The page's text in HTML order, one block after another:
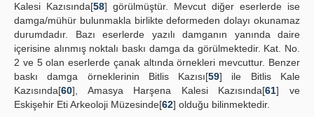
Kalesi Kazısında[58] görülmüştür. Mevcut diğer eserlerde ise
damga/mühür bulunmakla birlikte deformeden dolayı okunamaz
durumdadır. Bazı eserlerde yazılı damganın yanında daire
içerisine alınmış noktalı baskı damga da görülmektedir. Kat. No.
2 ve 5 olan eserlerde çanak altında örnekleri mevcuttur. Benzer
baskı damga örneklerinin Bitlis Kazısı[59] ile Bitlis Kale
Kazısında[60], Amasya Harşena Kalesi Kazısında[61] ve
Eskişehir Eti Arkeoloji Müzesinde[62] olduğu bilinmektedir.